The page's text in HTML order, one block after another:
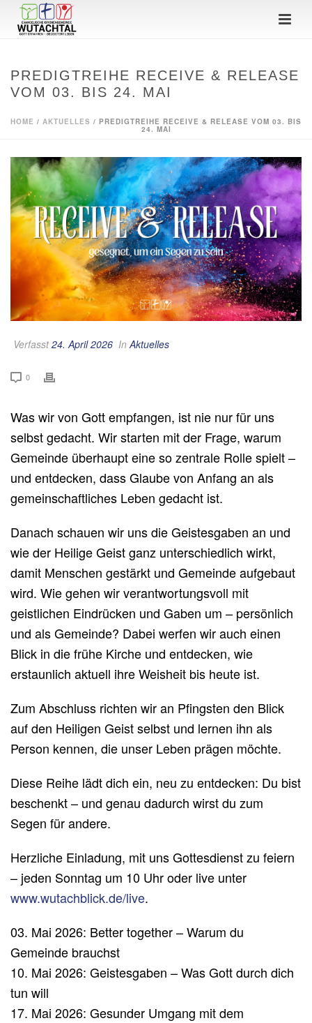
PREDIGTREIHE RECEIVE & RELEASE
VOM 03. BIS 24. MAI
HOME / AKTUELLES / PREDIGTREIHE RECEIVE & RELEASE VOM 03. BIS
24. MAI
Verfasst24. April 2026 InAktuelles
0
Was wir von Gott empfangen, ist nie nur für uns
selbst gedacht. Wir starten mit der Frage, warum
Gemeinde überhaupt eine so zentrale Rolle spielt –
und entdecken, dass Glaube von Anfang an als
gemeinschaftliches Leben gedacht ist.
Danach schauen wir uns die Geistesgaben an und
wie der Heilige Geist ganz unterschiedlich wirkt,
damit Menschen gestärkt und Gemeinde aufgebaut
wird. Wie gehen wir verantwortungsvoll mit
geistlichen Eindrücken und Gaben um – persönlich
und als Gemeinde? Dabei werfen wir auch einen
Blick in die frühe Kirche und entdecken, wie
erstaunlich aktuell ihre Weisheit bis heute ist.
Zum Abschluss richten wir an Pfingsten den Blick
auf den Heiligen Geist selbst und lernen ihn als
Person kennen, die unser Leben prägen möchte.
Diese Reihe lädt dich ein, neu zu entdecken: Du bist
beschenkt – und genau dadurch wirst du zum
Segen für andere.
Herzliche Einladung, mit uns Gottesdienst zu feiern
– jeden Sonntag um 10 Uhr oder live unter
www.wutachblick.de/live.
03. Mai 2026: Better together – Warum du
Gemeinde brauchst
10. Mai 2026: Geistesgaben – Was Gott durch dich
tun will
17. Mai 2026: Gesunder Umgang mit dem